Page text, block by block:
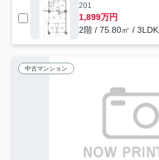
201
1,899万円
2階 / 75.80㎡ / 3LDK
中古マンション